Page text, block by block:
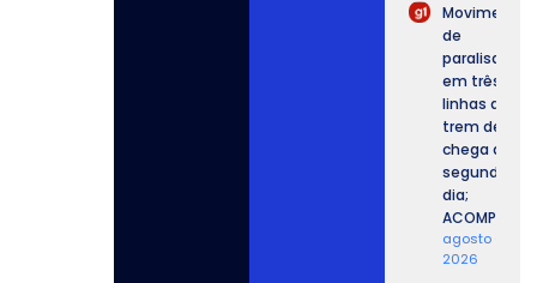
Movimento
de
paralisação
em três
linhas de
trem de SP
chega ao
segundo
dia;
ACOMPANHE.
agosto 6,
2026